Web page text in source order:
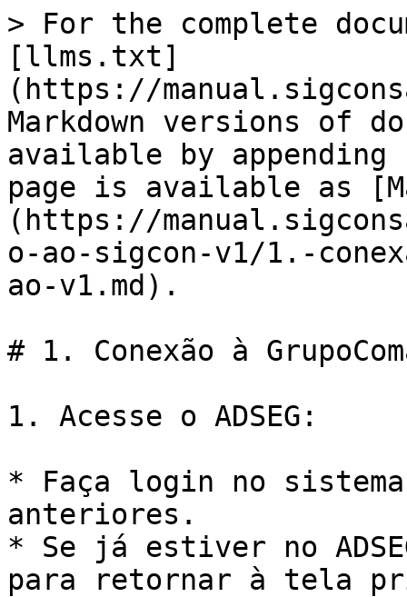
> For the complete
[llms.txt]
(https://
Markdown versions of
available by
page is available as
(https://
o-ao-sigcon-v1/1.-
ao-v1.md).
# 1. Conexão à
1. Acesse o ADSEG:
* Faça login no
anteriores.
* Se já estiver no
para retornar à tela